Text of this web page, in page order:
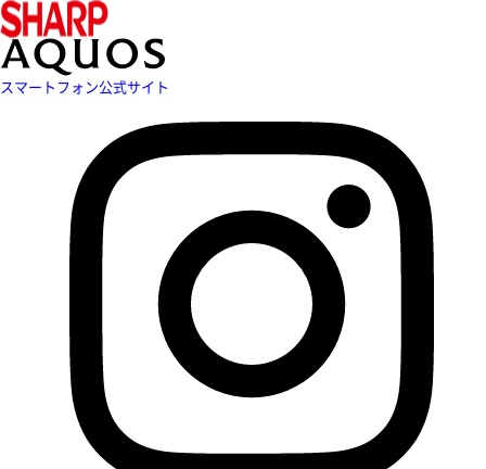
スマートフォン公式サイト